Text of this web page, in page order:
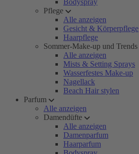
Bodyspray
Pflege
Alle anzeigen
Gesicht & Körperpflege
Haarpflege
Sommer-Make-up und Trends
Alle anzeigen
Mists & Setting Sprays
Wasserfestes Make-up
Nagellack
Beach Hair stylen
Parfum
Alle anzeigen
Damendüfte
Alle anzeigen
Damenparfum
Haarparfum